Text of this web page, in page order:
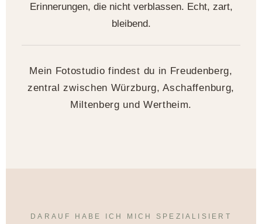
Erinnerungen, die nicht verblassen. Echt, zart,
bleibend.
Mein Fotostudio findest du in Freudenberg,
zentral zwischen Würzburg, Aschaffenburg,
Miltenberg und Wertheim.
DARAUF HABE ICH MICH SPEZIALISIERT